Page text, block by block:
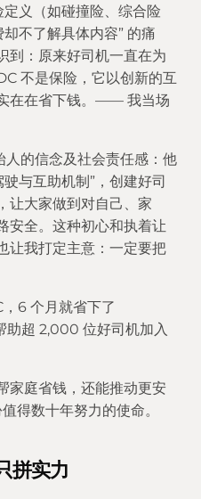
义（如碰撞险、综合险
不了解具体内容” 的痛
到：原来好司机一直在为
不是保险，它以创新的互
在在省下钱。—— 我当场
的信念及社会责任感：他
与互助机制”，创建好司
让大家做到对自己、家
安全。这种初心和执着让
让我打定主意：一定要把
6 个月就省下了
超 2,000 位好司机加入
家庭省钱，还能推动更安
得数十年努力的使命。
拼实力